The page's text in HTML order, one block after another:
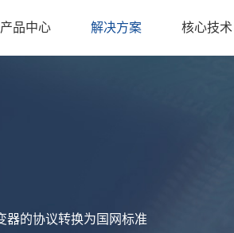
产品中心 解决方案 核心技术
器的协议转换为国网标准